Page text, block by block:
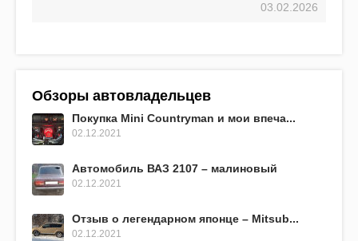
03.02.2026
Обзоры автовладельцев
Покупка Mini Countryman и мои впеча...
02.12.2021
Автомобиль ВАЗ 2107 – малиновый
02.12.2021
Отзыв о легендарном японце – Mitsub...
02.12.2021